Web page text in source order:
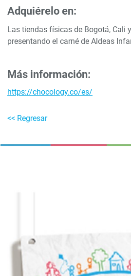
Adquiérelo en:
Las tiendas físicas de Bogotá, Cali
presentando el carné de Aldeas
Más información:
https://chocology.co/es/
<< Regresar